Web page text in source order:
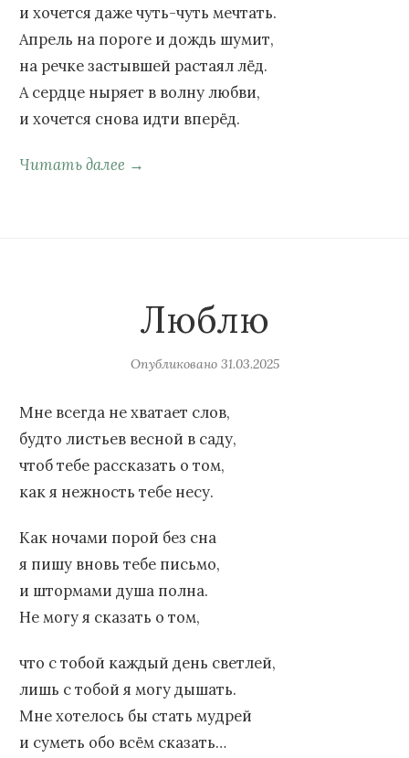
и хочется даже чуть-чуть мечтать.
Апрель на пороге и дождь шумит,
на речке застывшей растаял лёд.
А сердце ныряет в волну любви,
и хочется снова идти вперёд.
Читать далее →
Люблю
Опубликовано 31.03.2025
Мне всегда не хватает слов,
будто листьев весной в саду,
чтоб тебе рассказать о том,
как я нежность тебе несу.
Как ночами порой без сна
я пишу вновь тебе письмо,
и штормами душа полна.
Не могу я сказать о том,
что с тобой каждый день светлей,
лишь с тобой я могу дышать.
Мне хотелось бы стать мудрей
и суметь обо всём сказать…